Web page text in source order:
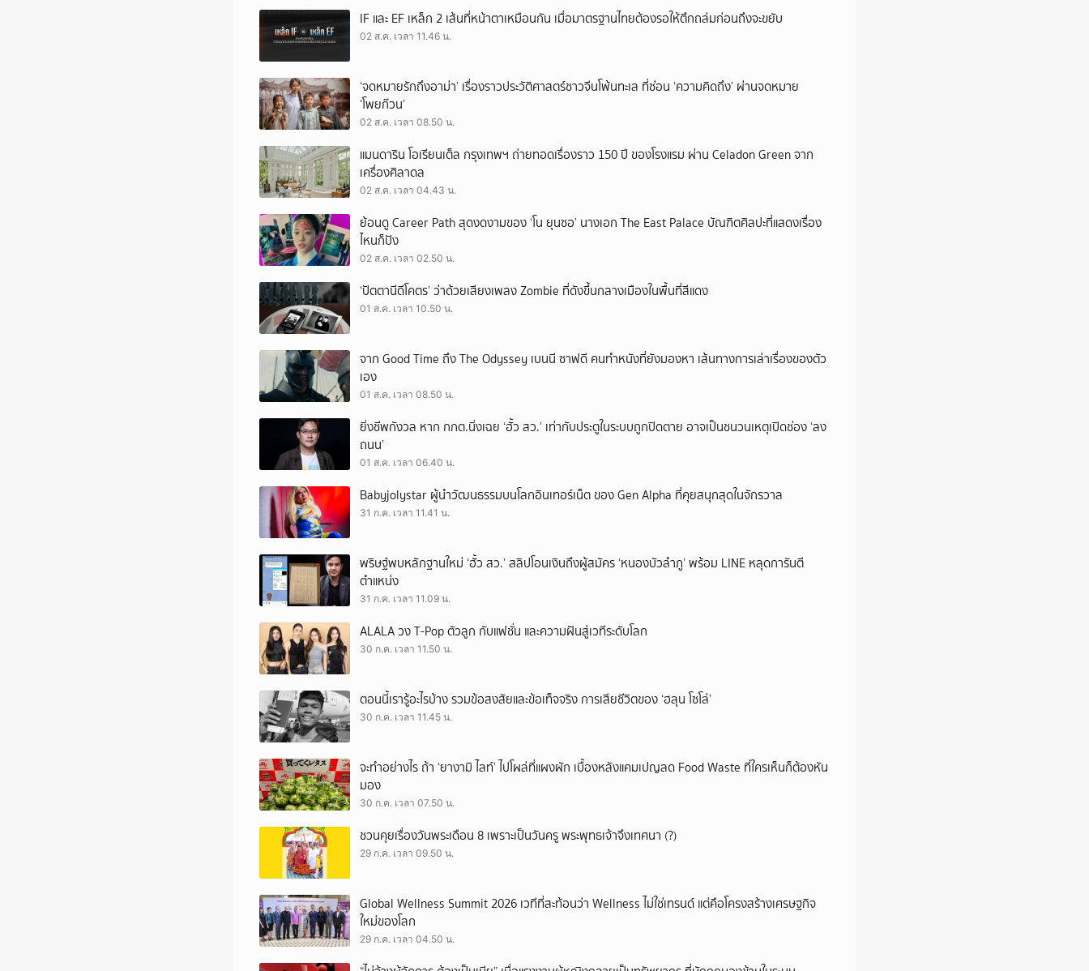
IF และ EF เหล็ก 2 เส้นที่หน้าตาเหมือนกัน เมื่อมาตรฐานไทยต้องรอให้ตึกถล่มก่อนถึงจะขยับ
02 ส.ค. เวลา 11.46 น.
‘จดหมายรักถึงอาม่า’ เรื่องราวประวัติศาสตร์ชาวจีนโพ้นทะเล ที่ซ่อน ‘ความคิดถึง’ ผ่านจดหมาย
‘โพยก๊วน’
02 ส.ค. เวลา 08.50 น.
แมนดาริน โอเรียนเต็ล กรุงเทพฯ ถ่ายทอดเรื่องราว 150 ปี ของโรงแรม ผ่าน Celadon Green จาก
เครื่องศิลาดล
02 ส.ค. เวลา 04.43 น.
ย้อนดู Career Path สุดงดงามของ ‘โน ยุนซอ’ นางเอก The East Palace บัณฑิตศิลปะที่แสดงเรื่อง
ไหนก็ปัง
02 ส.ค. เวลา 02.50 น.
‘ปัตตานีดีโคตร’ ว่าด้วยเสียงเพลง Zombie ที่ดังขึ้นกลางเมืองในพื้นที่สีแดง
01 ส.ค. เวลา 10.50 น.
จาก Good Time ถึง The Odyssey เบนนี ซาฟดี คนทำหนังที่ยังมองหา เส้นทางการเล่าเรื่องของตัว
เอง
01 ส.ค. เวลา 08.50 น.
ยิ่งชีพกังวล หาก กกต.นิ่งเฉย ‘ฮั้ว สว.’ เท่ากับประตูในระบบถูกปิดตาย อาจเป็นชนวนเหตุเปิดช่อง ‘ลง
ถนน’
01 ส.ค. เวลา 06.40 น.
Babyjolystar ผู้นำวัฒนธรรมบนโลกอินเทอร์เน็ต ของ Gen Alpha ที่คุยสนุกสุดในจักรวาล
31 ก.ค. เวลา 11.41 น.
พริษฐ์พบหลักฐานใหม่ ‘ฮั้ว สว.’ สลิปโอนเงินถึงผู้สมัคร ‘หนองบัวลำภู’ พร้อม LINE หลุดการันตี
ตำแหน่ง
31 ก.ค. เวลา 11.09 น.
ALALA วง T-Pop ตัวลูก กับแฟชั่น และความฝันสู่เวทีระดับโลก
30 ก.ค. เวลา 11.50 น.
ตอนนี้เรารู้อะไรบ้าง รวมข้อสงสัยและข้อเท็จจริง การเสียชีวิตของ ‘ฮลุน โซโล่’
30 ก.ค. เวลา 11.45 น.
จะทำอย่างไร ถ้า ‘ยางามิ ไลท์’ ไปโผล่ที่แผงผัก เบื้องหลังแคมเปญลด Food Waste ที่ใครเห็นก็ต้องหัน
มอง
30 ก.ค. เวลา 07.50 น.
ชวนคุยเรื่องวันพระเดือน 8 เพราะเป็นวันครู พระพุทธเจ้าจึงเทศนา (?)
29 ก.ค. เวลา 09.50 น.
Global Wellness Summit 2026 เวทีที่สะท้อนว่า Wellness ไม่ใช่เทรนด์ แต่คือโครงสร้างเศรษฐกิจ
ใหม่ของโลก
29 ก.ค. เวลา 04.50 น.